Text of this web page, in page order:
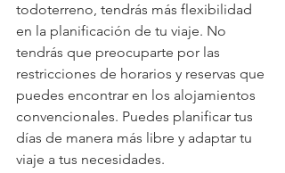
todoterreno, tendrás más flexibilidad
en la planificación de tu viaje. No
tendrás que preocuparte por las
restricciones de horarios y reservas que
puedes encontrar en los alojamientos
convencionales. Puedes planificar tus
días de manera más libre y adaptar tu
viaje a tus necesidades.